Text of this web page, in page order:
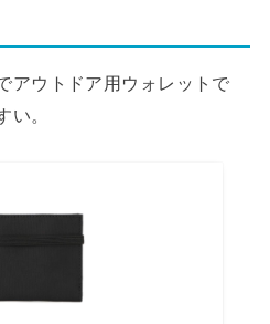
アウトドア用ウォレットで
い。